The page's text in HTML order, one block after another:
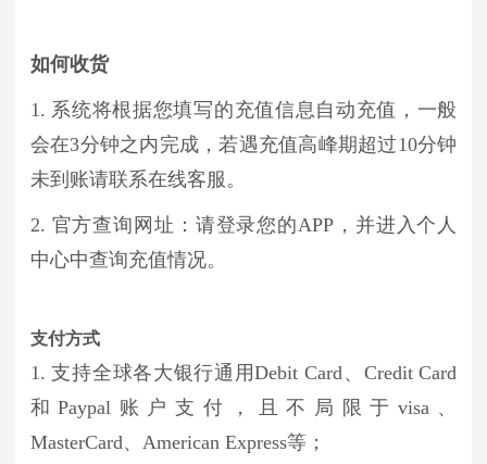
如何收货
1. 系统将根据您填写的充值信息自动充值，一般
会在3分钟之内完成，若遇充值高峰期超过10分钟
未到账请联系在线客服。
2. 官方查询网址：请登录您的APP，并进入个人
中心中查询充值情况。
支付方式
1. 支持全球各大银行通用Debit Card、Credit Card
和Paypal账户支付，且不局限于visa、
MasterCard、American Express等；